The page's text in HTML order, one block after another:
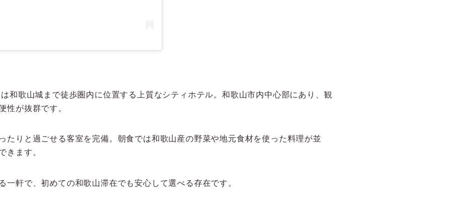
和歌山城まで徒歩圏内に位置する上質なシティホテル。和歌山市内中心部にあり、観
性が抜群です。
たりと過ごせる客室を完備。朝食では和歌山産の野菜や地元食材を使った料理が並
きます。
一軒で、初めての和歌山滞在でも安心して選べる存在です。